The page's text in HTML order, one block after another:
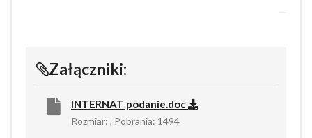
Załączniki:
INTERNAT podanie.doc
Rozmiar: , Pobrania: 1494